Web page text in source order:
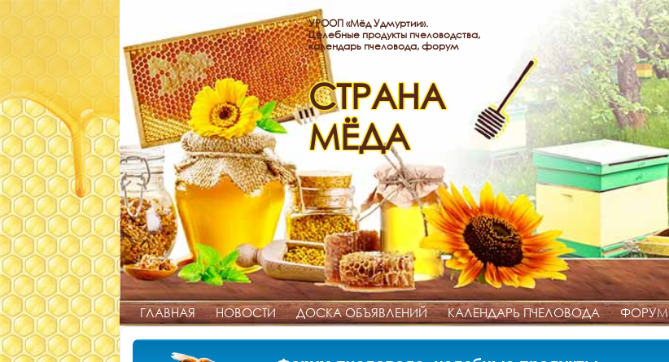
УРООП «Мёд Удмуртии».
Целебные продукты пчеловодства,
календарь пчеловода, форум
СТРАНА
МЁДА
ГЛАВНАЯ НОВОСТИ ДОСКА ОБЪЯВЛЕНИЙ КАЛЕНДАРЬ ПЧЕЛОВОДА ФОРУМ